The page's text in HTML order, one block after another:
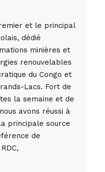
et le principal
dédié
minières et
renouvelables
du Congo et
Lacs. Fort de
la semaine et de
avons réussi à
principale source
de